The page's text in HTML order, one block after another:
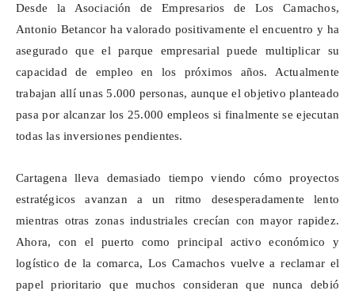
Desde la Asociación de Empresarios de LosCamachos,
Antonio Betancor ha valorado positivamente el encuentro y ha
asegurado que el parque empresarial puede multiplicar su
capacidad de empleo en los próximos años. Actualmente
trabajan allí unas 5.000 personas, aunque el objetivo planteado
pasa por alcanzar los 25.000 empleos si finalmente se ejecutan
todas las inversiones pendientes.
Cartagena lleva demasiado tiempo viendo cómo proyectos
estratégicos avanzan a un ritmo desesperadamente lento
mientras otras zonas industriales crecían con mayor rapidez.
Ahora, con el puerto como principal activo económico y
logístico de la comarca, LosCamachosvuelve a reclamar el
papel prioritario que muchos consideran que nunca debió